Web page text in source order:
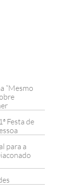
“Mesmo
Festa de
para a